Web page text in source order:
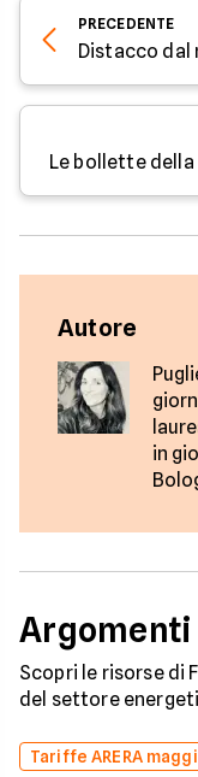
PRECEDENTE
Autore
in
Argomenti
Scopri le risorse di
del settore
Tariffe ARERA